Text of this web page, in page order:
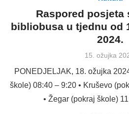
Raspored posjeta
bibliobusa u tjednu od
2024.
Posted
15. ožujka
PONEDJELJAK, 18. ožujka
škole) 08:40 – 9:20 • Kruševo
• Žegar (pokraj škole)